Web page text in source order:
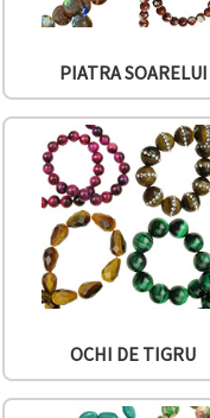
PIATRA SOARELUI
OCHI DE TIGRU